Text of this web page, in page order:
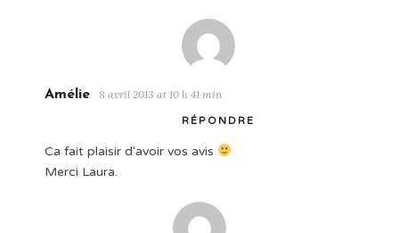
Amélie 8 avril 2013 at 10 h 41 min
RÉPONDRE
Ca fait plaisir d'avoir vos avis
Merci Laura.